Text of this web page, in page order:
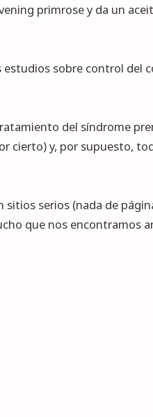
primrose y da un
sobre control del
del síndrome
y, por supuesto,
serios (nada de
que nos encontramos